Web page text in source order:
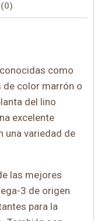
como
de color marrón o
del lino
excelente
una variedad de
las mejores
3 de origen
para la